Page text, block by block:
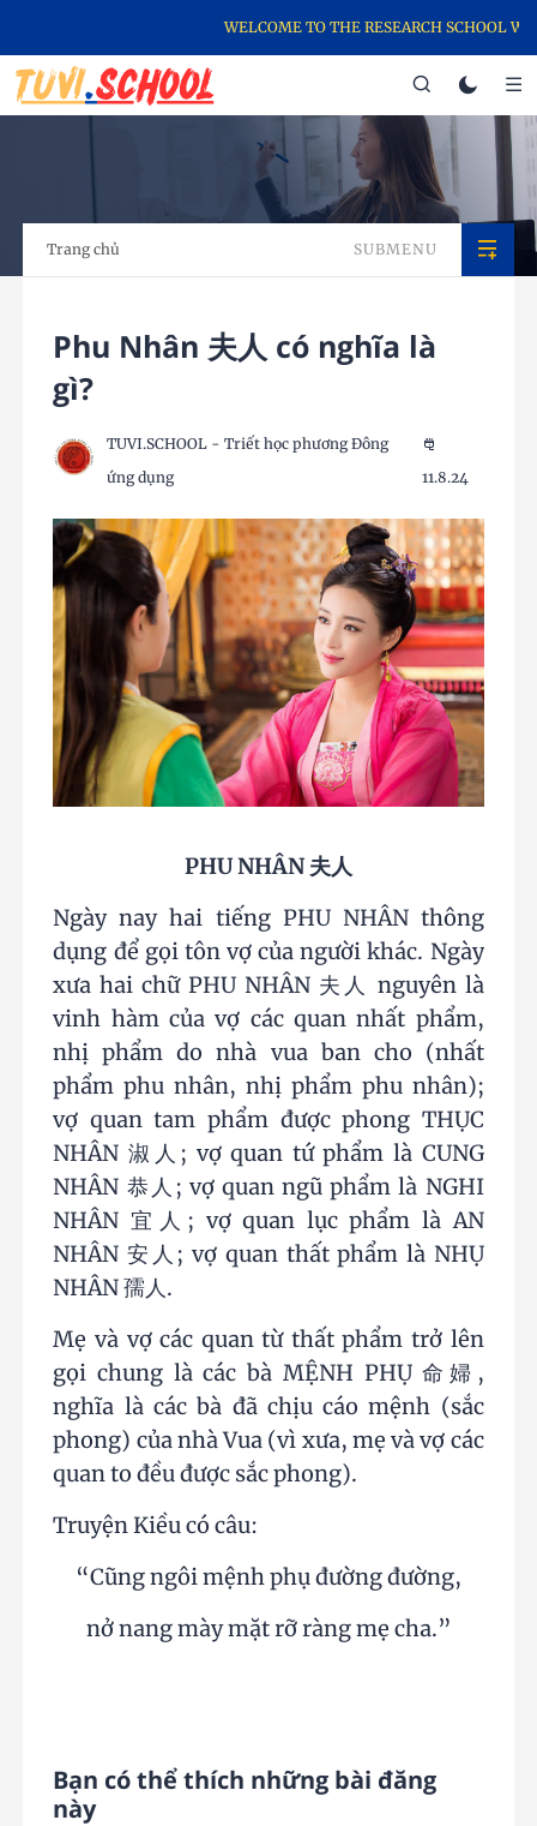
WELCOME TO THE RESEARCH SCHOOL
Trang chủ SUBMENU
Phu Nhân 夫人 có nghĩa là
gì?
TUVI.SCHOOL - Triết học phương Đông
ứng dụng
11.8.24
PHU NHÂN 夫人
Ngày nay hai tiếng PHU NHÂN thông
dụng để gọi tôn vợ của người khác. Ngày
xưa hai chữ PHU NHÂN 夫人 nguyên là
vinh hàm của vợ các quan nhất phẩm,
nhị phẩm do nhà vua ban cho (nhất
phẩm phu nhân, nhị phẩm phu nhân);
vợ quan tam phẩm được phong THỤC
NHÂN 淑人; vợ quan tứ phẩm là CUNG
NHÂN 恭人; vợ quan ngũ phẩm là NGHI
NHÂN 宜人; vợ quan lục phẩm là AN
NHÂN 安人; vợ quan thất phẩm là NHỤ
NHÂN 孺人.
Mẹ và vợ các quan từ thất phẩm trở lên
gọi chung là các bà MỆNH PHỤ 命婦,
nghĩa là các bà đã chịu cáo mệnh (sắc
phong) của nhà Vua (vì xưa, mẹ và vợ các
quan to đều được sắc phong).
Truyện Kiều có câu:
“Cũng ngôi mệnh phụ đường đường,
nở nang mày mặt rỡ ràng mẹ cha.”
Bạn có thể thích những bài đăng
này